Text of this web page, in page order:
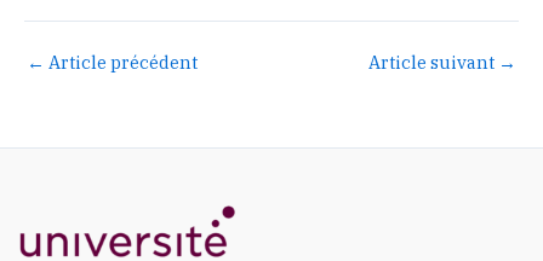
← Article précédent Article suivant →